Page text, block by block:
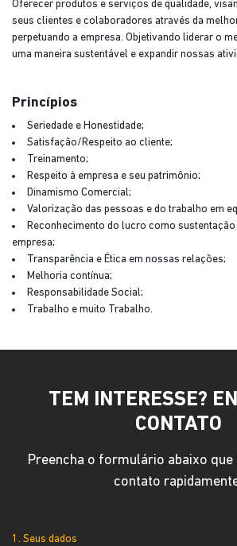
Oferecer produtos e serviços de qualidade,
seus clientes e colaboradores através da
perpetuando a empresa. Objetivando liderar o
uma maneira sustentável e expandir nossas
Princípios
Seriedade e Honestidade;
Satisfação/Respeito ao cliente;
Treinamento;
Respeito à empresa e seu patrimônio;
Dinamismo Comercial;
Valorização das pessoas e do trabalho em
Reconhecimento do lucro como
empresa;
Transparência e Ética em nossas relações;
Melhoria contínua;
Responsabilidade Social;
Trabalho e muito Trabalho.
TEM INTERESSE?
CONTATO
Preencha o formulário abaixo
contato
1. Seus dados